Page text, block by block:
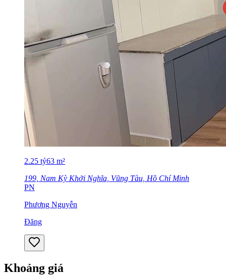
2.25 tỷ63 m²
199, Nam Kỳ Khởi Nghĩa, Vũng Tàu, Hồ Chí Minh
PN
Phương Nguyễn
Đăng
Khoảng giá